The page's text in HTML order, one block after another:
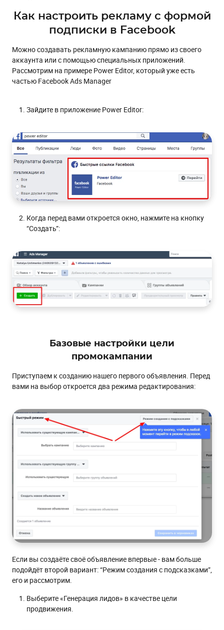
Как настроить рекламу с формой
подписки в Facebook
Можно создавать рекламную кампанию прямо из своего
аккаунта или с помощью специальных приложений.
Рассмотрим на примере Power Editor, который уже есть
частью Facebook Ads Manager
Зайдите в приложение Power Editor:
Когда перед вами откроется окно, нажмите на кнопку
“Создать”:
Базовые настройки цели
промокампании
Приступаем к созданию нашего первого объявления. Перед
вами на выбор откроется два режима редактирования:
Если вы создаёте своё объявление впервые - вам больше
подойдёт второй вариант: “Режим создания с подсказками”,
его и рассмотрим.
Выберите «Генерация лидов» в качестве цели
продвижения.